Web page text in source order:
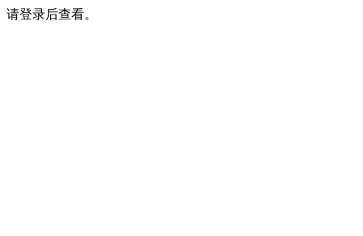
请登录后查看。